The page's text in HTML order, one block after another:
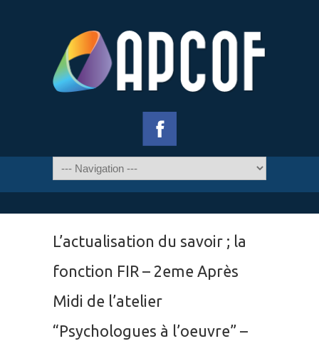
L’actualisation du savoir ; la
fonction FIR – 2eme Après
Midi de l’atelier
“Psychologues à l’oeuvre” –